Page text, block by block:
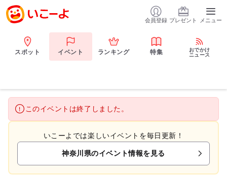
会員登録 プレゼント メニュー
スポット イベント ランキング 特集
おでかけ
ニュース
このイベントは終了しました。
いこーよでは楽しいイベントを毎日更新！
神奈川県のイベント情報を見る